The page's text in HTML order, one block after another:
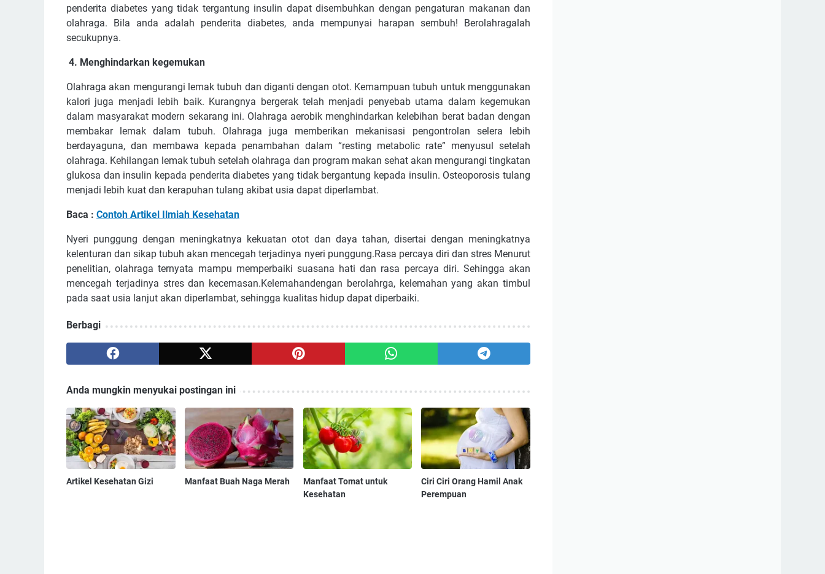
penderita diabetes yang tidak tergantung insulin dapat disembuhkan dengan pengaturan makanan dan
olahraga. Bila anda adalah penderita diabetes, anda mempunyai harapan sembuh! Berolahragalah
secukupnya.
4. Menghindarkan kegemukan
Olahraga akan mengurangi lemak tubuh dan diganti dengan otot. Kemampuan tubuh untuk menggunakan
kalori juga menjadi lebih baik. Kurangnya bergerak telah menjadi penyebab utama dalam kegemukan
dalam masyarakat modern sekarang ini. Olahraga aerobik menghindarkan kelebihan berat badan dengan
membakar lemak dalam tubuh. Olahraga juga memberikan mekanisasi pengontrolan selera lebih
berdayaguna, dan membawa kepada penambahan dalam “resting metabolic rate” menyusul setelah
olahraga. Kehilangan lemak tubuh setelah olahraga dan program makan sehat akan mengurangi tingkatan
glukosa dan insulin kepada penderita diabetes yang tidak bergantung kepada insulin. Osteoporosis tulang
menjadi lebih kuat dan kerapuhan tulang akibat usia dapat diperlambat.
Baca : Contoh Artikel Ilmiah Kesehatan
Nyeri punggung dengan meningkatnya kekuatan otot dan daya tahan, disertai dengan meningkatnya
kelenturan dan sikap tubuh akan mencegah terjadinya nyeri punggung.Rasa percaya diri dan stres Menurut
penelitian, olahraga ternyata mampu memperbaiki suasana hati dan rasa percaya diri. Sehingga akan
mencegah terjadinya stres dan kecemasan.Kelemahandengan berolahrga, kelemahan yang akan timbul
pada saat usia lanjut akan diperlambat, sehingga kualitas hidup dapat diperbaiki.
Berbagi
Anda mungkin menyukai postingan ini
Artikel Kesehatan Gizi Manfaat Buah Naga Merah
Manfaat Tomat untuk
Kesehatan
Ciri Ciri Orang Hamil Anak
Perempuan